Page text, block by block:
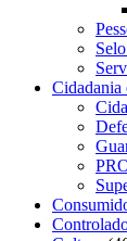
Cidadania